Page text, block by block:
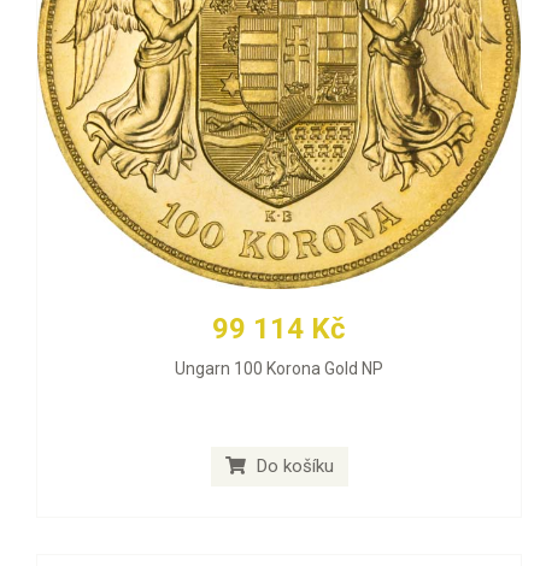
99 114 Kč
Ungarn 100 Korona Gold NP
Do košíku